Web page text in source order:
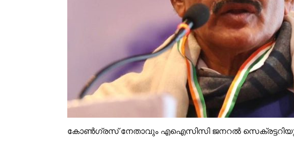
കോൺഗ്രസ് നേതാവും എഐസിസി ജനറൽ